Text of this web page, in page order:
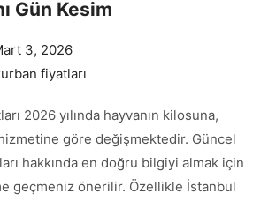
Gün Kesim
3, 2026
fiyatları
2026 yılında hayvanın kilosuna,
göre değişmektedir. Güncel
hakkında en doğru bilgiyi almak için
geçmeniz önerilir. Özellikle İstanbul